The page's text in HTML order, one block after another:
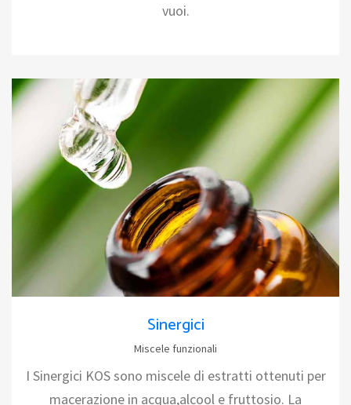
vuoi.
Sinergici
Miscele funzionali
I Sinergici KOS sono miscele di estratti ottenuti per
macerazione in acqua,alcool e fruttosio. La